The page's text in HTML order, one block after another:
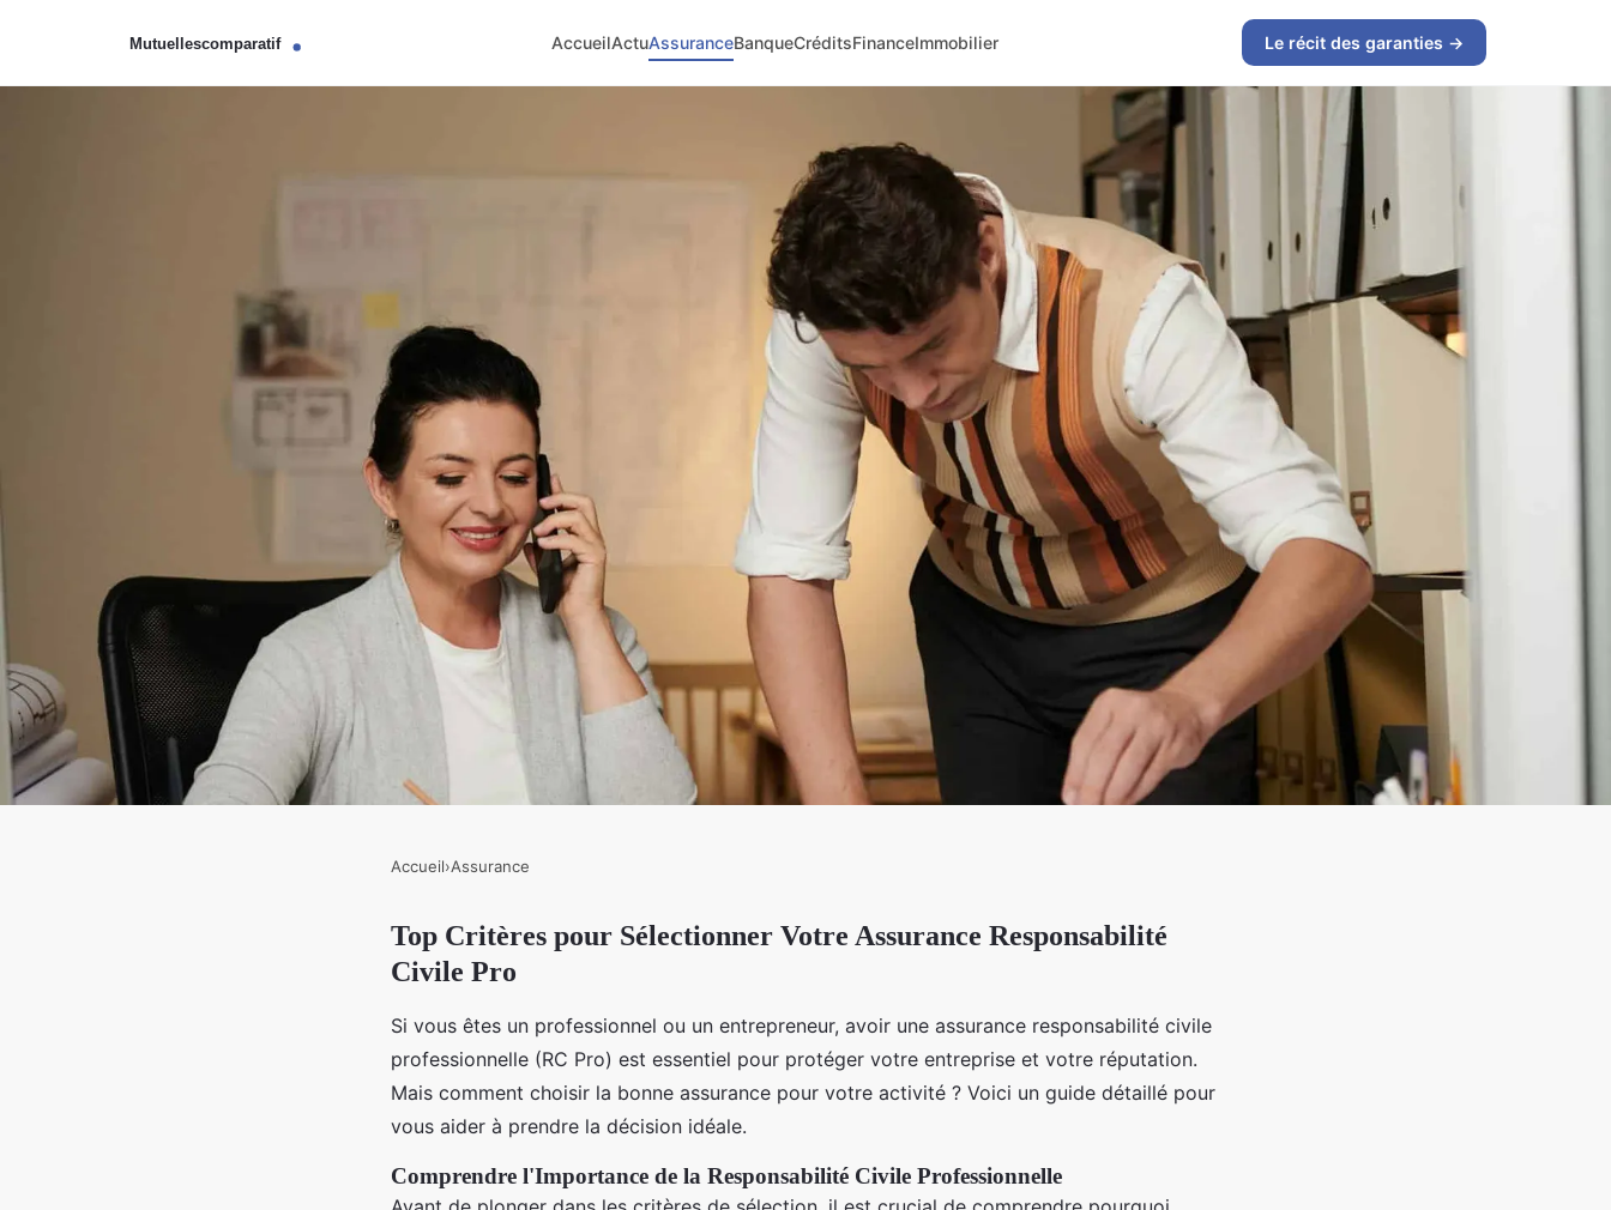
AccueilActuAssuranceBanqueCréditsFinanceImmobilier Le récit des garanties →
Top critères pour sélectionner votre
assurance responsabilité civile pro
Accueil›Assurance
Top Critères pour Sélectionner Votre Assurance Responsabilité
Civile Pro
Si vous êtes un professionnel ou un entrepreneur, avoir une assurance responsabilité civile
professionnelle (RC Pro) est essentiel pour protéger votre entreprise et votre réputation.
Mais comment choisir la bonne assurance pour votre activité ? Voici un guide détaillé pour
vous aider à prendre la décision idéale.
Comprendre l'Importance de la Responsabilité Civile Professionnelle